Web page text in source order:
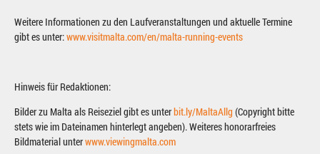
Weitere Informationen zu den Laufveranstaltungen und aktuelle Termine
gibt es unter:www.visitmalta.com/en/malta-running-events
Hinweis für Redaktionen:
Bilder zu Malta als Reiseziel gibt es unterbit.ly/MaltaAllg (Copyright bitte
stets wie im Dateinamen hinterlegt angeben). Weiteres honorarfreies
Bildmaterial unterwww.viewingmalta.com